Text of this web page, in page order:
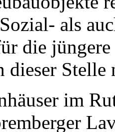
als
die jüngere
dieser
im